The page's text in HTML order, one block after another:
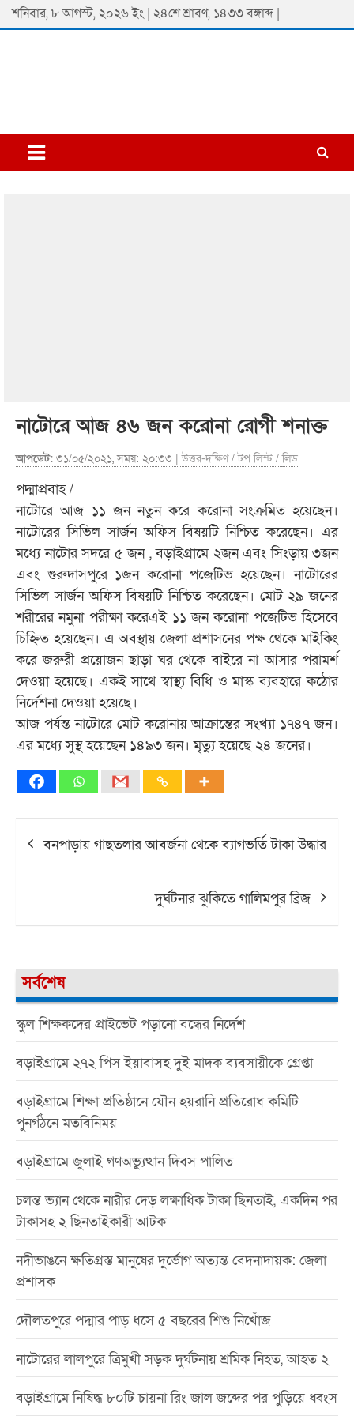
Skip
to
শনিবার, ৮ আগস্ট, ২০২৬ ইং | ২৪শে শ্রাবণ, ১৪৩৩ বঙ্গাব্দ |
Padmaprobaha
Online Newspaper Portal
নাটোরে আজ ৪৬ জন করোনা রোগী শনাক্ত
আপডেট: ৩১/০৫/২০২১, সময়: ২০:৩৩ |উত্তর-দক্ষিণ/টপ লিস্ট /লিড
পদ্মাপ্রবাহ /
নাটোরে আজ ১১ জন নতুন করে করোনা সংক্রমিত হয়েছেন।
নাটোরের সিভিল সার্জন অফিস বিষয়টি নিশ্চিত করেছেন। এর
মধ্যে নাটোর সদরে ৫ জন , বড়াইগ্রামে ২জন এবং সিংড়ায় ৩জন
এবং গুরুদাসপুরে ১জন করোনা পজেটিভ হয়েছেন। নাটোরের
সিভিল সার্জন অফিস বিষয়টি নিশ্চিত করেছেন। মোট ২৯ জনের
শরীরের নমুনা পরীক্ষা করেএই ১১ জন করোনা পজেটিভ হিসেবে
চিহ্নিত হয়েছেন। এ অবস্থায় জেলা প্রশাসনের পক্ষ থেকে মাইকিং
করে জরুরী প্রয়োজন ছাড়া ঘর থেকে বাইরে না আসার পরামর্শ
দেওয়া হয়েছে। একই সাথে স্বাস্থ্য বিধি ও মাস্ক ব্যবহারে কঠোর
নির্দেশনা দেওয়া হয়েছে।
আজ পর্যন্ত নাটোরে মোট করোনায় আক্রান্তের সংখ্যা ১৭৪৭ জন।
এর মধ্যে সুস্থ হয়েছেন ১৪৯৩ জন। মৃত্যু হয়েছে ২৪ জনের।
navigation
বনপাড়ায় গাছতলার আবর্জনা থেকে ব্যাগভর্তি টাকা উদ্ধার
দুর্ঘটনার ঝুকিতে গালিমপুর ব্রিজ
সর্বশেষ
স্কুল শিক্ষকদের প্রাইভেট পড়ানো বন্ধের নির্দেশ
বড়াইগ্রামে ২৭২ পিস ইয়াবাসহ দুই মাদক ব্যবসায়ীকে গ্রেপ্তা
বড়াইগ্রামে শিক্ষা প্রতিষ্ঠানে যৌন হয়রানি প্রতিরোধ কমিটি
পুনর্গঠনে মতবিনিময়
বড়াইগ্রামে জুলাই গণঅভ্যুত্থান দিবস পালিত
চলন্ত ভ্যান থেকে নারীর দেড় লক্ষাধিক টাকা ছিনতাই, একদিন পর
টাকাসহ ২ ছিনতাইকারী আটক
নদীভাঙনে ক্ষতিগ্রস্ত মানুষের দুর্ভোগ অত্যন্ত বেদনাদায়ক: জেলা
প্রশাসক
দৌলতপুরে পদ্মার পাড় ধসে ৫ বছরের শিশু নিখোঁজ
নাটোরের লালপুরে ত্রিমুখী সড়ক দুর্ঘটনায় শ্রমিক নিহত, আহত ২
বড়াইগ্রামে নিষিদ্ধ ৮০টি চায়না রিং জাল জব্দের পর পুড়িয়ে ধ্বংস